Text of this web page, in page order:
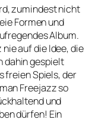
zumindest nicht
Formen und
Album.
auf die Idee, die
dahin gespielt
freien Spiels, der
Freejazz so
und
dürfen! Ein